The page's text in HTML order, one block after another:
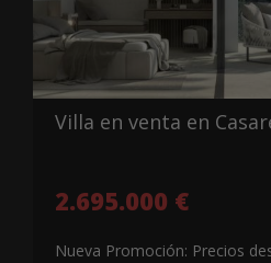
Villa en venta en
2.695.000 €
Nueva Promoción: Precios